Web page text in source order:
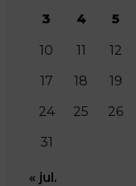
3 4 5
10 11 12
17
18 19
24
25 26
31
« jul.